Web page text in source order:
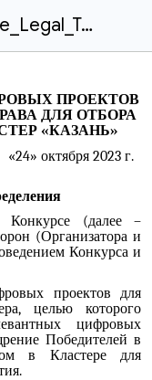
Положение_о_конкурсе_Legal_Tech_кластера_КАЗАНЬ.docx
ПРОЕКТОВ
ДЛЯ ОТБОРА
«КАЗАНЬ»
«24» октября 2023 г.
Конкурсе (далее –
(Организатора и
Конкурса и
проектов для
целью которого
цифровых
Победителей в
в Кластере для